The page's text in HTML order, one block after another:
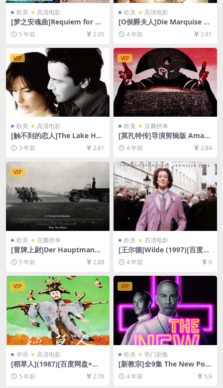
欧美 高清电影
[梦之安魂曲]Requiem for a
Dream (2000)[百度网盘+夸
克网盘+迅雷云盘资源1080P
字幕]
5 年前 2.95
欧美 高清电影
[O侯爵夫人]Die Marquise vo
n O… (1976)[百度网盘+迅雷
云盘资源1080P超清未删减]
4 年前 2.91
VIP
欧美 高清电影
[触不到的恋人]The Lake Ho
use (2006)[百度网盘+迅雷云
盘资源1080P超清未删减][MP
4/5.9GB][中英字幕]
3 年前 2.81
VIP
欧美 豆瓣榜单
[莫扎特传]导演剪辑版 Amad
eus (1984)[百度网盘+迅雷云
盘资源1080P超清未删减][MP
4/11GB][中文字幕]
4 年前 2.84
VIP
欧美 豆瓣榜单
[冒牌上尉]Der Hauptmann
(2017)[百度网盘+迅雷云盘资
源1080P超清未删减][MP4/7.
8GB][中德字幕]
5 年前 2.88
欧美 高清电影
[王尔德]Wilde (1997)[百度网
盘+迅雷云盘资源1080P超清]
[MP4/6.1GB][中文字幕]
4 年前 0
VIP
华语 高清电影
[稻草人](1987)[百度网盘+迅
雷云盘资源高清未删减][MP4/
4.8GB][中英字幕]
5 年前 2.76
VIP
欧美 热门剧集
[新教宗]全9集 The New Pop
e (2020)[百度网盘+迅雷云盘
资源1080P超清未删减][MP4/
4 年前 5.9